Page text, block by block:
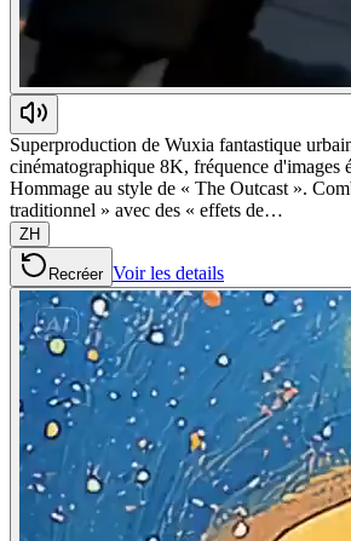
Superproduction de Wuxia fantastique
cinématographique 8K, fréquence d'images
Hommage au style de « The Outcast ».
traditionnel » avec des « effets de…
ZH
Recréer Voir les details